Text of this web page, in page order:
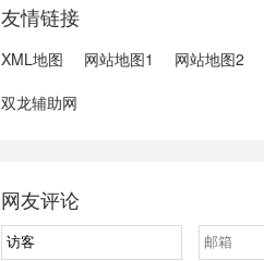
3、司法部：......
友情链接
XML地图 网站地图1 网站地图2
双龙辅助网
网友评论